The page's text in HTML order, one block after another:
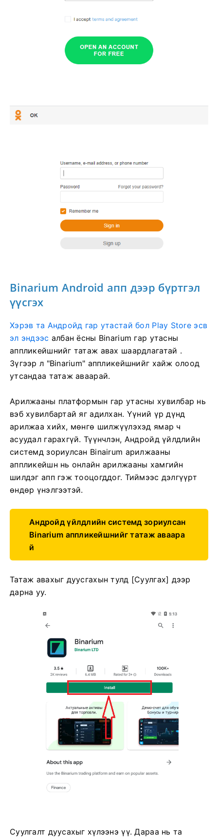
Binarium Android апп дээр бүртгэл
үүсгэх
Хэрэв та Андройд гар утастай бол Play Store эсв
эл эндээс албан ёсны Binarium гар утасны
аппликейшнийг татаж авах шаардлагатай .
Зүгээр л "Binarium" аппликейшнийг хайж олоод
утсандаа татаж аваарай.
Арилжааны платформын гар утасны хувилбар нь
вэб хувилбартай яг адилхан. Үүний үр дүнд
арилжаа хийх, мөнгө шилжүүлэхэд ямар ч
асуудал гарахгүй. Түүнчлэн, Андройд үйлдлийн
системд зориулсан Binairum арилжааны
аппликейшн нь онлайн арилжааны хамгийн
шилдэг апп гэж тооцогддог. Тиймээс дэлгүүрт
өндөр үнэлгээтэй.
Андройд үйлдлийн системд зориулсан
Binarium аппликейшнийг татаж аваара
й
Татаж авахыг дуусгахын тулд [Суулгах] дээр
дарна уу.
Суулгалт дуусахыг хүлээнэ үү. Дараа нь та